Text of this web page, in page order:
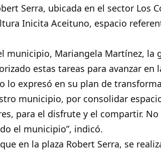
Serra, ubicada en el sector Los
Inicita Aceituno, espacio
municipio, Mariangela Martínez, la
estas tareas para avanzar en
lo expresó en su plan de
municipio, por consolidar
para el disfrute y el compartir. No
el municipio”, indicó.
en la plaza Robert Serra, se